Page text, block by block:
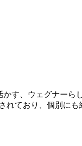
す、ウェグナーら
ており、個別にも